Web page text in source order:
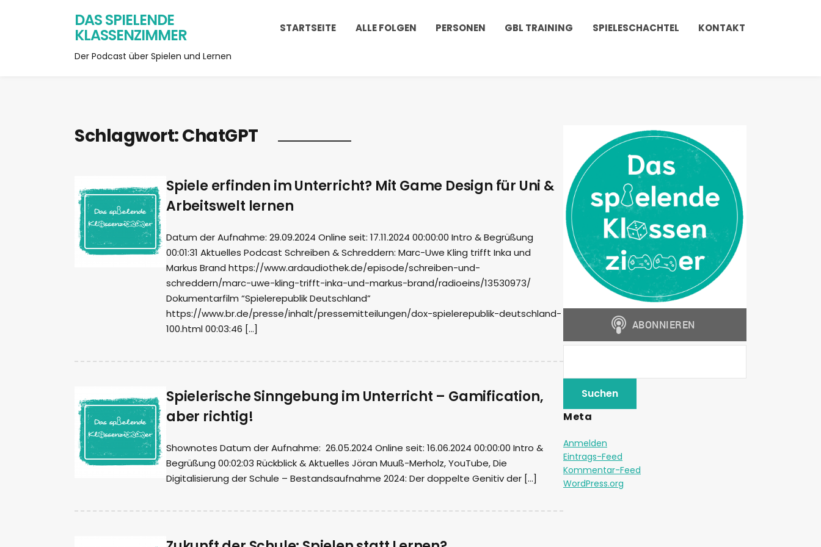
DAS SPIELENDE
KLASSENZIMMER
Der Podcast über Spielen und Lernen
STARTSEITE ALLE FOLGEN PERSONEN GBL TRAINING SPIELESCHACHTEL KONTAKT
Schlagwort:ChatGPT
Spiele erfinden im Unterricht? Mit Game Design für Uni &
Arbeitswelt lernen
Datum der Aufnahme: 29.09.2024 Online seit: 17.11.2024 00:00:00 Intro & Begrüßung
00:01:31 Aktuelles Podcast Schreiben & Schreddern: Marc-Uwe Kling trifft Inka und
Markus Brand https://www.ardaudiothek.de/episode/schreiben-und-
schreddern/marc-uwe-kling-trifft-inka-und-markus-brand/radioeins/13530973/
Dokumentarfilm “Spielerepublik Deutschland”
https://www.br.de/presse/inhalt/pressemitteilungen/dox-spielerepublik-deutschland-
100.html 00:03:46 […]
Spielerische Sinngebung im Unterricht – Gamification,
aber richtig!
Shownotes Datum der Aufnahme: 26.05.2024 Online seit: 16.06.2024 00:00:00 Intro &
Begrüßung 00:02:03 Rückblick & Aktuelles Jöran Muuß-Merholz, YouTube, Die
Digitalisierung der Schule – Bestandsaufnahme 2024: Der doppelte Genitiv der […]
Meta
Anmelden
Eintrags-Feed
Kommentar-Feed
WordPress.org